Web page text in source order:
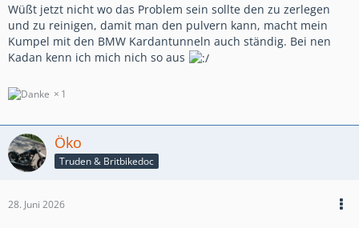
Wüßt jetzt nicht wo das Problem sein sollte den zu zerlegen
und zu reinigen, damit man den pulvern kann, macht mein
Kumpel mit den BMW Kardantunneln auch ständig. Bei nen
Kadan kenn ich mich nich so aus
1
Öko
Truden & Britbikedoc
28. Juni 2026